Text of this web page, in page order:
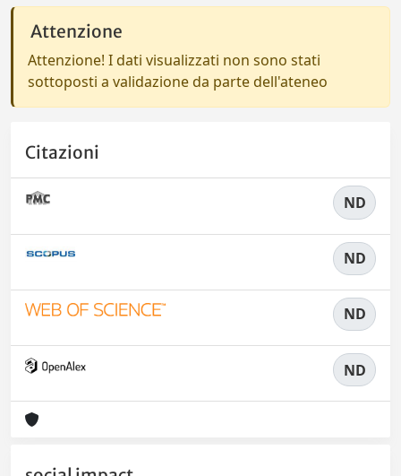
Attenzione
Attenzione! I dati visualizzati non sono stati
sottoposti a validazione da parte dell'ateneo
Citazioni
ND
ND
ND
ND